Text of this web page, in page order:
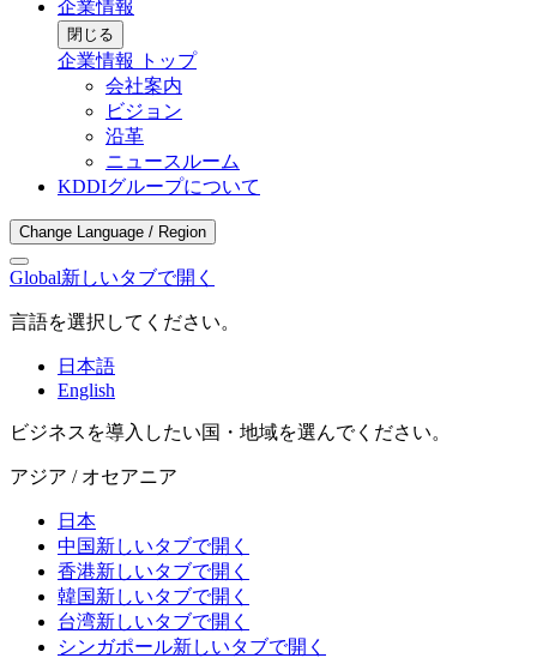
企業情報
閉じる
企業情報 トップ
会社案内
ビジョン
沿革
ニュースルーム
KDDIグループについて
Change Language / Region
Global新しいタブで開く
言語を選択してください。
日本語
English
ビジネスを導入したい国・地域を選んでください。
アジア / オセアニア
日本
中国新しいタブで開く
香港新しいタブで開く
韓国新しいタブで開く
台湾新しいタブで開く
シンガポール新しいタブで開く